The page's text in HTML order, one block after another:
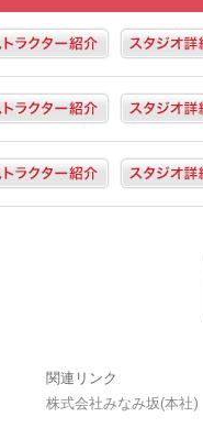
関連リンク
株式会社みなみ坂(本社)